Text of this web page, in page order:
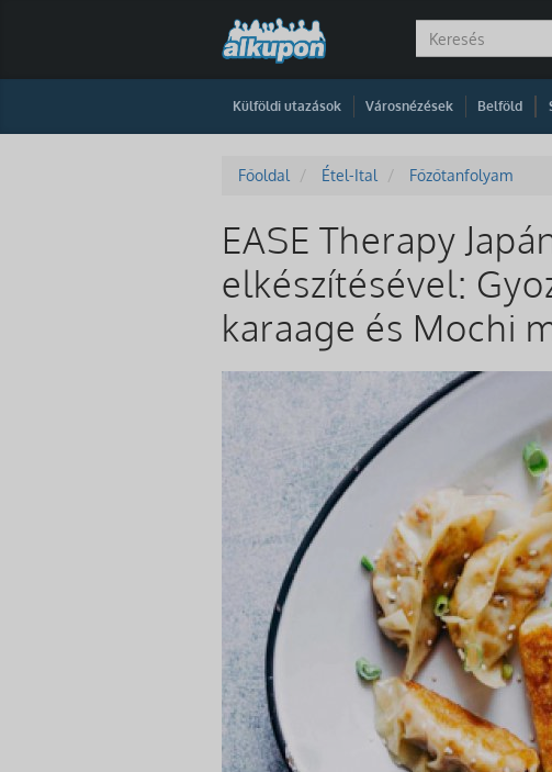
Külföldi utazások Városnézések Belföld
Főoldal Étel-Ital Főzőtanfolyam
EASE Therapy
elkészítésével:
karaage és Mochi